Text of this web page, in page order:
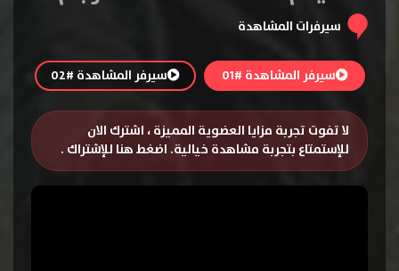
سيرفرات المشاهدة
سيرفر المشاهدة #01 سيرفر المشاهدة #02
لا تفوت تجربة مزايا العضوية المميزة ، اشترك الان
للإستمتاع بتجربة مشاهدة خيالية. اضغط هنا للإشتراك .